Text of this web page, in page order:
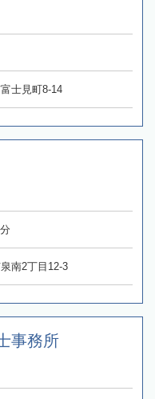
士見町8-14
南2丁目12-3
事務所